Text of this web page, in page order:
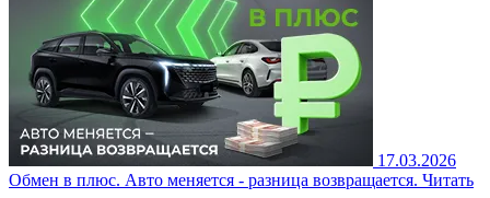
17.03.2026
Обмен в плюс. Авто меняется - разница возвращается. Читать